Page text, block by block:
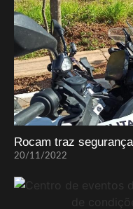
Rocam traz
20/11/2022